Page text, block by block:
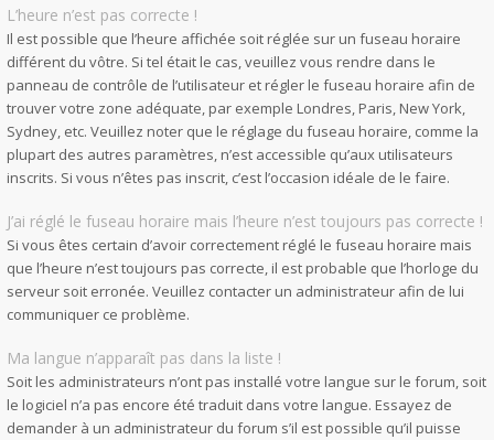
L’heure n’est pas correcte !
Il est possible que l’heure affichée soit réglée sur un fuseau horaire
différent du vôtre. Si tel était le cas, veuillez vous rendre dans le
panneau de contrôle de l’utilisateur et régler le fuseau horaire afin de
trouver votre zone adéquate, par exemple Londres, Paris, New York,
Sydney, etc. Veuillez noter que le réglage du fuseau horaire, comme la
plupart des autres paramètres, n’est accessible qu’aux utilisateurs
inscrits. Si vous n’êtes pas inscrit, c’est l’occasion idéale de le faire.
J’ai réglé le fuseau horaire mais l’heure n’est toujours pas correcte !
Si vous êtes certain d’avoir correctement réglé le fuseau horaire mais
que l’heure n’est toujours pas correcte, il est probable que l’horloge du
serveur soit erronée. Veuillez contacter un administrateur afin de lui
communiquer ce problème.
Ma langue n’apparaît pas dans la liste !
Soit les administrateurs n’ont pas installé votre langue sur le forum, soit
le logiciel n’a pas encore été traduit dans votre langue. Essayez de
demander à un administrateur du forum s’il est possible qu’il puisse